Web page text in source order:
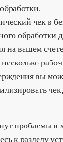
чек в
обработки
на вашем
вы
проблемы в
к разделу